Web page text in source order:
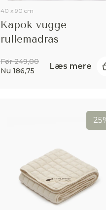
40 x 90 cm
Kapok vugge
rullemadras
Før 249,00
Nu 186,75
Læs mere